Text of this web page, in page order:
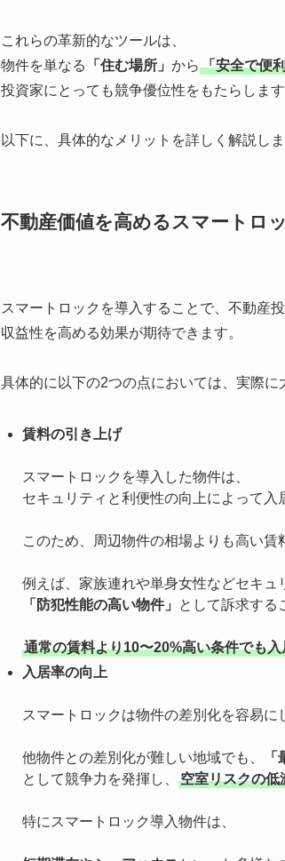
これらの革新的なツールは、
物件を単なる
「住む場所」 から 「安全で便
投資家にとっても競争優位性をもたらします
以下に、具体的なメリットを詳しく解説しま
不動産価値を高めるスマートロ
スマートロックを導入することで、不動産
収益性を高める効果が期待できます。
具体的に以下の2つの点においては、実際に
賃料の引き上げ
スマートロックを導入した物件は、
セキュリティと利便性の向上によって入
このため、周辺物件の相場よりも高い賃
例えば、家族連れや単身女性などセキュ
「防犯性能の高い物件」
として訴求する
通常の賃料より10〜20%高い条件でも
入居率の向上
スマートロックは物件の差別化を容易に
他物件との差別化が難しい地域でも、
として競争力を発揮し、
空室リスクの低
特にスマートロック導入物件は、